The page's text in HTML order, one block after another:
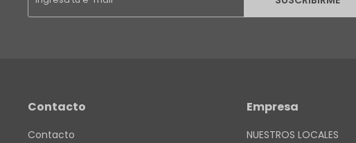
Contacto
Contacto
Empresa
NUESTROS LOCALES